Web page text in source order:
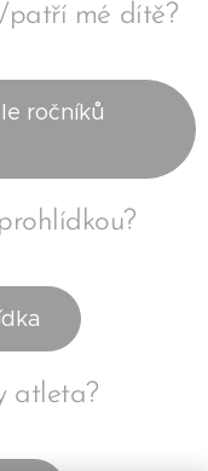
patří mé dítě?
ročníků
atleta?